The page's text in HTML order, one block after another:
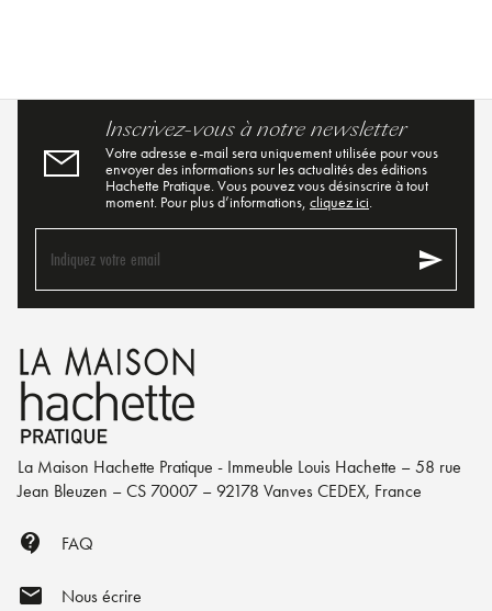
Inscrivez-vous à notre newsletter
Votre adresse e-mail sera uniquement utilisée pour vous
envoyer des informations sur les actualités des éditions
Hachette Pratique. Vous pouvez vous désinscrire à tout
moment. Pour plus d’informations, cliquez ici.
Indiquez votre email send
La Maison Hachette Pratique - Immeuble Louis Hachette – 58 rue
Jean Bleuzen – CS 70007 – 92178 Vanves CEDEX, France
contact_support FAQ
mail Nous écrire